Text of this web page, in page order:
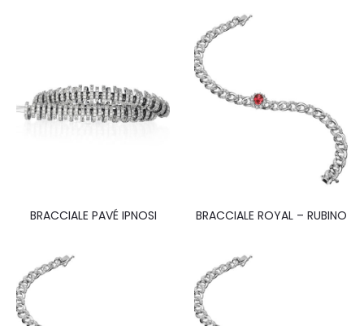
BRACCIALE PAVÉ IPNOSI BRACCIALE ROYAL – RUBINO